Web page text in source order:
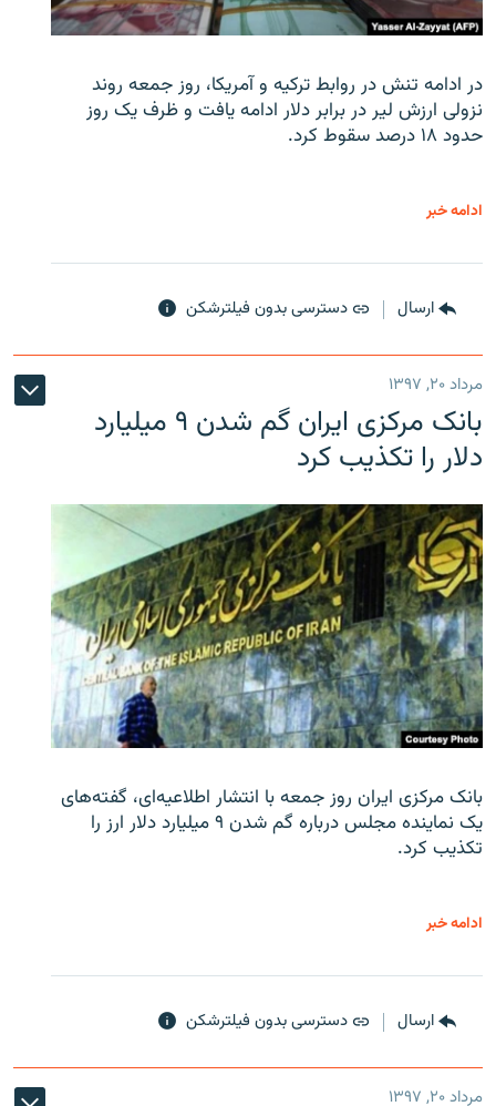
در ادامه تنش در روابط ترکیه و آمریکا، روز جمعه روند
نزولی ارزش لیر در برابر دلار ادامه یافت و ظرف یک روز
حدود ۱۸ درصد سقوط کرد.
ادامه خبر
ارسال دسترسی بدون فیلترشکن
مرداد ۲۰, ۱۳۹۷
بانک مرکزی ایران گم شدن ۹ میلیارد
دلار را تکذیب کرد
بانک مرکزی ایران روز جمعه با انتشار اطلاعیه‌ای، گفته‌های
یک نماینده مجلس درباره گم شدن ۹ میلیارد دلار ارز را
تکذیب کرد.
ادامه خبر
ارسال دسترسی بدون فیلترشکن
مرداد ۲۰, ۱۳۹۷